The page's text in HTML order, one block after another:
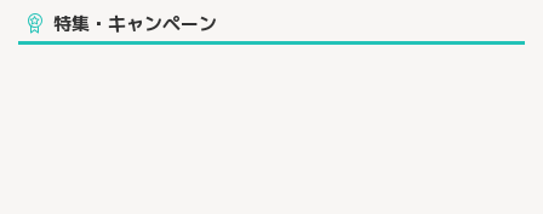
特集・キャンペーン